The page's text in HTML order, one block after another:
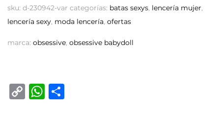
sku: d-230942-var categorías: batas sexys, lencería mujer,
lencería sexy, moda lencería, ofertas
marca: obsessive, obsessive babydoll
C
W